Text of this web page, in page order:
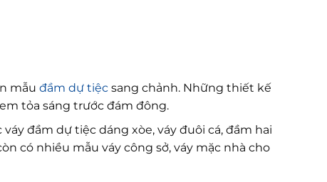
mẫu đầm dự tiệcsang chảnh. Những thiết kế
tỏa sáng trước đám đông.
đầm dự tiệc dáng xòe, váy đuôi cá, đầm hai
có nhiều mẫu váy công sở, váy mặc nhà cho